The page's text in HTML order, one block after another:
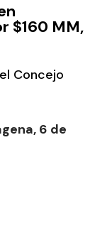
$160 MM,
Concejo
6 de